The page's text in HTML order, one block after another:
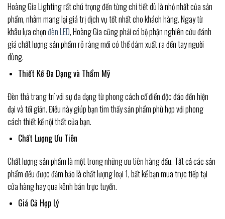
Hoàng Gia Lighting rất chú trọng đến từng chi tiết dù là nhỏ nhất của sản
phẩm, nhằm mang lại giá trị dịch vụ tốt nhất cho khách hàng. Ngay từ
khâu lựa chọnđèn LED, Hoàng Gia cũng phải có bộ phận nghiên cứu đánh
giá chất lượng sản phẩm rõ ràng mới có thể dám xuất ra đến tay người
dùng.
Thiết Kế Đa Dạng và Thẩm Mỹ
Đèn thả trang trí với sự đa dạng từ phong cách cổ điển độc đáo đến hiện
đại và tối giản. Điều này giúp bạn tìm thấy sản phẩm phù hợp với phong
cách thiết kế nội thất của bạn.
Chất Lượng Ưu Tiên
Chất lượng sản phẩm là một trong những ưu tiên hàng đầu. Tất cả các sản
phẩm đều được đảm bảo là chất lượng loại 1, bất kể bạn mua trực tiếp tại
cửa hàng hay qua kênh bán trực tuyến.
Giá Cả Hợp Lý